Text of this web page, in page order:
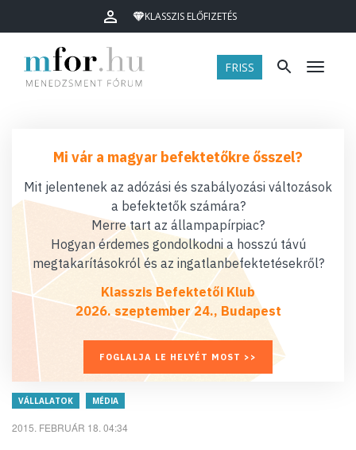
KLASSZIS ELŐFIZETÉS
FRISS Menü
Mi vár a magyar befektetőkre ősszel?
Mit jelentenek az adózási és szabályozási változások
a befektetők számára?
Merre tart az állampapírpiac?
Hogyan érdemes gondolkodni a hosszú távú
megtakarításokról és az ingatlanbefektetésekről?
Klasszis Befektetői Klub
2026. szeptember 24., Budapest
FOGLALJA LE HELYÉT MOST >>
VÁLLALATOK MÉDIA
2015. FEBRUÁR 18. 04:34